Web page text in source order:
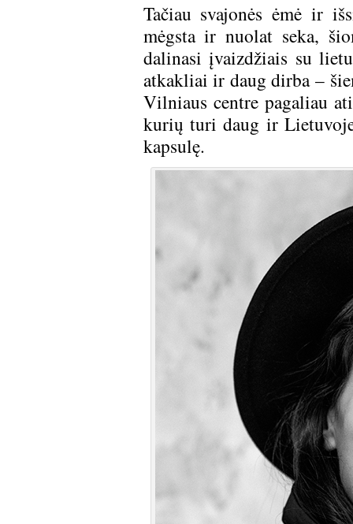
Tačiau svajonės ėmė ir
mėgsta ir nuolat seka,
dalinasi įvaizdžiais su
atkakliai ir daug dirba –
Vilniaus centre pagaliau
kurių turi daug ir
kapsulę.